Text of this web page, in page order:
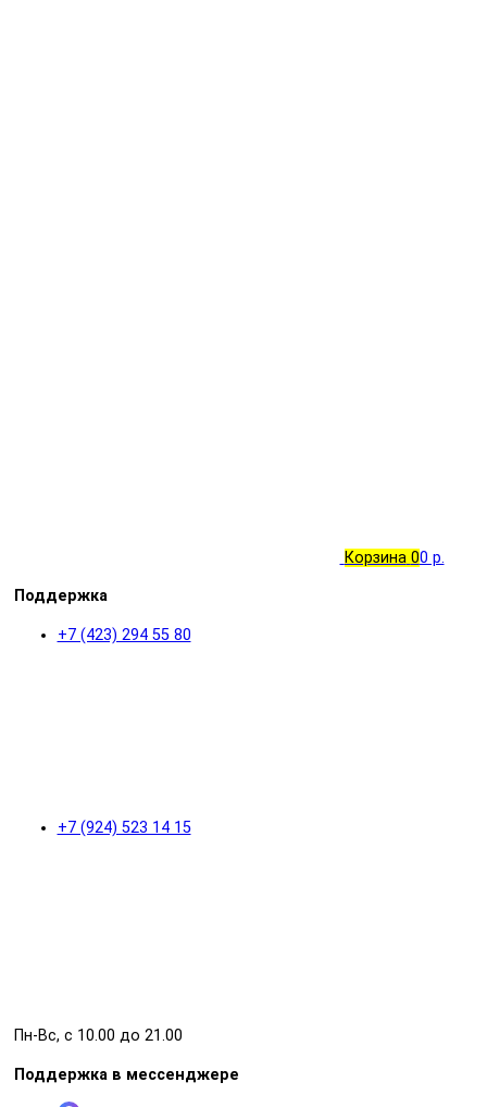
Корзина 00 р.
Поддержка
+7 (423) 294 55 80
+7 (924) 523 14 15
Пн-Вс, с 10.00 до 21.00
Поддержка в мессенджере